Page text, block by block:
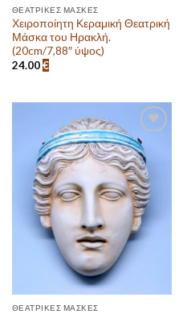
ΘΕΑΤΡΙΚΈΣ ΜΆΣΚΕΣ
Χειροποίητη Κεραμική Θεατρική
Μάσκα του Ηρακλή.
(20cm/7,88″ ύψος)
24.00€
Πρόσθεσε
στην λίστα
επιθυμιών
ΘΕΑΤΡΙΚΈΣ ΜΆΣΚΕΣ